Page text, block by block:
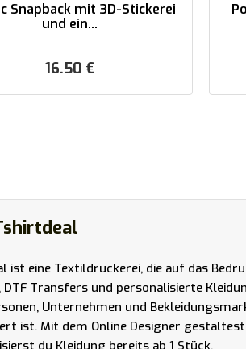
Snapback mit 3D-Stickerei
und ein...
16.50 €
ist eine Textildruckerei, die auf das
DTF Transfers und personalisierte
Unternehmen und
ist. Mit dem Online Designer
du Kleidung bereits ab 1 Stück.